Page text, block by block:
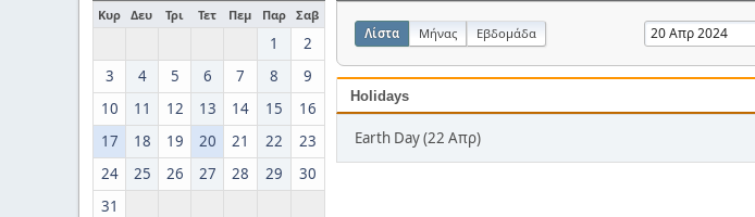
Κυρ Δευ Τρι Τετ Πεμ Παρ Σαβ
1
2
3
4 5 6 7 8
9
10
11 12 13 14 15
16
17
18 19 20 21 22
23
24
25 26 27 28 29
30
31
Λίστα Μήνας Εβδομάδα
Holidays
Earth Day (22 Απρ)